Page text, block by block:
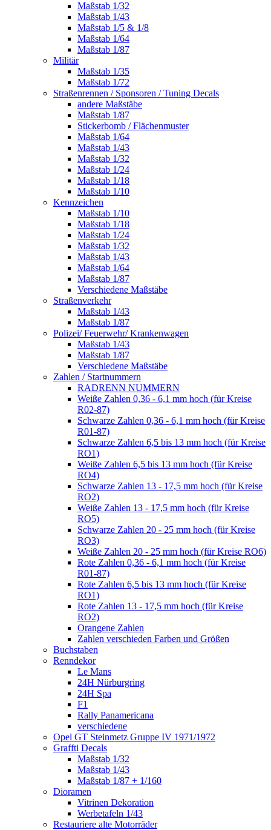
Maßstab 1/32
Maßstab 1/43
Maßstab 1/5 & 1/8
Maßstab 1/64
Maßstab 1/87
Militär
Maßstab 1/35
Maßstab 1/72
Straßenrennen / Sponsoren / Tuning Decals
andere Maßstäbe
Maßstab 1/87
Stickerbomb / Flächenmuster
Maßstab 1/64
Maßstab 1/43
Maßstab 1/32
Maßstab 1/24
Maßstab 1/18
Maßstab 1/10
Kennzeichen
Maßstab 1/10
Maßstab 1/18
Maßstab 1/24
Maßstab 1/32
Maßstab 1/43
Maßstab 1/64
Maßstab 1/87
Verschiedene Maßstäbe
Straßenverkehr
Maßstab 1/43
Maßstab 1/87
Polizei/ Feuerwehr/ Krankenwagen
Maßstab 1/43
Maßstab 1/87
Verschiedene Maßstäbe
Zahlen / Startnummern
RADRENN NUMMERN
Weiße Zahlen 0,36 - 6,1 mm hoch (für Kreise
R02-87)
Schwarze Zahlen 0,36 - 6,1 mm hoch (für Kreise
R01-87)
Schwarze Zahlen 6,5 bis 13 mm hoch (für Kreise
RO1)
Weiße Zahlen 6,5 bis 13 mm hoch (für Kreise
RO4)
Schwarze Zahlen 13 - 17,5 mm hoch (für Kreise
RO2)
Weiße Zahlen 13 - 17,5 mm hoch (für Kreise
RO5)
Schwarze Zahlen 20 - 25 mm hoch (für Kreise
RO3)
Weiße Zahlen 20 - 25 mm hoch (für Kreise RO6)
Rote Zahlen 0,36 - 6,1 mm hoch (für Kreise
R01-87)
Rote Zahlen 6,5 bis 13 mm hoch (für Kreise
RO1)
Rote Zahlen 13 - 17,5 mm hoch (für Kreise
RO2)
Orangene Zahlen
Zahlen verschieden Farben und Größen
Buchstaben
Renndekor
Le Mans
24H Nürburgring
24H Spa
F1
Rally Panamericana
verschiedene
Opel GT Steinmetz Gruppe IV 1971/1972
Graffti Decals
Maßstab 1/32
Maßstab 1/43
Maßstab 1/87 + 1/160
Dioramen
Vitrinen Dekoration
Werbetafeln 1/43
Restauriere alte Motorräder